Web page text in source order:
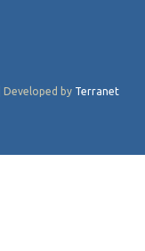
| Developed by Terranet